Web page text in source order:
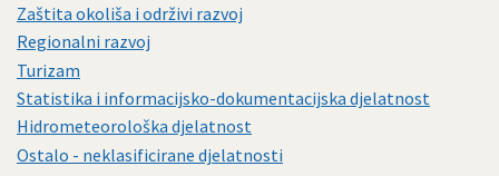
Zaštita okoliša i održivi razvoj
Regionalni razvoj
Turizam
Statistika i informacijsko-dokumentacijska djelatnost
Hidrometeorološka djelatnost
Ostalo - neklasificirane djelatnosti